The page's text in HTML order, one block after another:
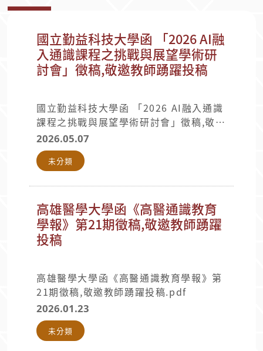
國立勤益科技大學函 「2026 AI融
入通識課程之挑戰與展望學術研
討會」徵稿,敬邀教師踴躍投稿
國立勤益科技大學函 「2026 AI融入通識
課程之挑戰與展望學術研討會」徵稿,敬邀
教師踴躍投稿.pdf
2026.05.07
未分類
高雄醫學大學函《高醫通識教育
學報》第21期徵稿,敬邀教師踴躍
投稿
高雄醫學大學函《高醫通識教育學報》第
21期徵稿,敬邀教師踴躍投稿.pdf
2026.01.23
未分類